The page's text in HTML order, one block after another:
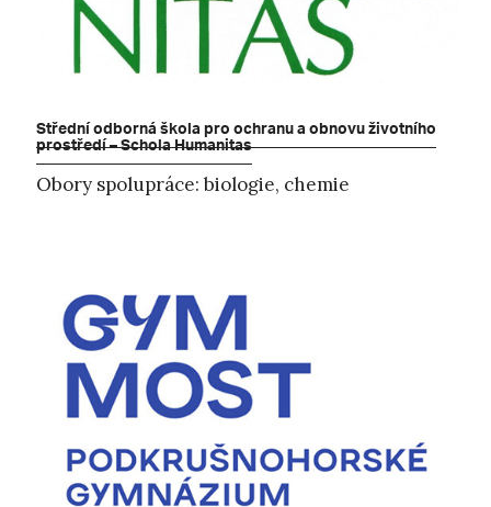
Střední odborná škola pro ochranu a obnovu životního
prostředí – Schola Humanitas
Obory spolupráce: biologie, chemie